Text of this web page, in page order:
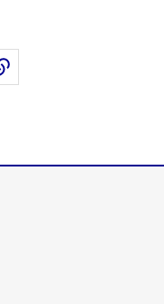
par email